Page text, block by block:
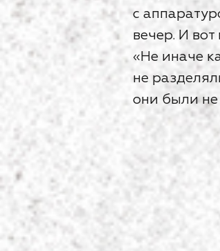
с
вечер. И
«Не иначе
не
они были не